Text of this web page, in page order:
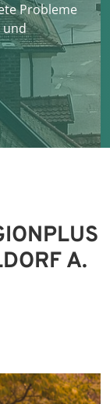
Probleme
und
A.